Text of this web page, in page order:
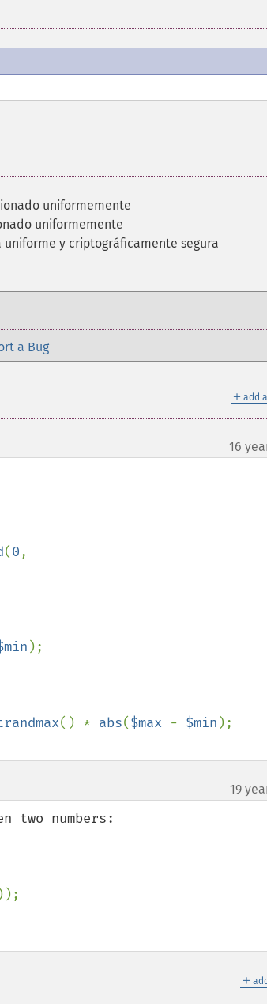
uniformemente
uniformemente
y criptográficamente segura
a Bug
＋ add
16
(0
);
() * abs($max - $min );
19
two numbers:
＋